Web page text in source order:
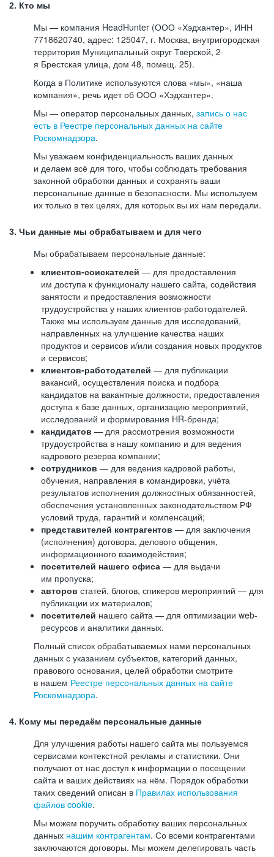
2. Кто мы
Мы — компания HeadHunter (ООО «Хэдхантер», ИНН
7718620740, адрес: 125047, г. Москва, внутригородская
территория Муниципальный округ Тверской, 2-
я Брестская улица, дом 48, помещ. 25).
Когда в Политике используются слова «мы», «наша
компания», речь идет об ООО «Хэдхантер».
Мы — оператор персональных данных, запись о нас
есть в Реестре персональных данных на сайте
Роскомнадзора.
Мы уважаем конфиденциальность ваших данных
и делаем всё для того, чтобы соблюдать требования
законной обработки данных и сохранять ваши
персональные данные в безопасности. Мы используем
их только в тех целях, для которых вы их нам передали.
3. Чьи данные мы обрабатываем и для чего
Мы обрабатываем персональные данные:
клиентов-соискателей — для предоставления
им доступа к функционалу нашего сайта, содействия
занятости и предоставления возможности
трудоустройства у наших клиентов-работодателей.
Также мы используем данные для исследований,
направленных на улучшение качества наших
продуктов и сервисов и/или создания новых продуктов
и сервисов;
клиентов-работодателей — для публикации
вакансий, осуществления поиска и подбора
кандидатов на вакантные должности, предоставления
доступа к базе данных, организацию мероприятий,
исследований и формирования HR-бренда;
кандидатов — для рассмотрения возможности
трудоустройства в нашу компанию и для ведения
кадрового резерва компании;
сотрудников — для ведения кадровой работы,
обучения, направления в командировки, учёта
результатов исполнения должностных обязанностей,
обеспечения установленных законодательством РФ
условий труда, гарантий и компенсаций;
представителей контрагентов — для заключения
(исполнения) договора, делового общения,
информационного взаимодействия;
посетителей нашего офиса — для выдачи
им пропуска;
авторов статей, блогов, спикеров мероприятий — для
публикации их материалов;
посетителей нашего сайта — для оптимизации web-
ресурсов и аналитики данных.
Полный список обрабатываемых нами персональных
данных с указанием субъектов, категорий данных,
правового основания, целей обработки смотрите
в нашем Реестре персональных данных на сайте
Роскомнадзора.
4. Кому мы передаём персональные данные
Для улучшения работы нашего сайта мы пользуемся
сервисами контекстной рекламы и статистики. Они
получают от нас доступ к информации о посещении
сайта и ваших действиях на нём. Порядок обработки
таких сведений описан в Правилах использования
файлов cookie.
Мы можем поручить обработку ваших персональных
данных нашим контрагентам. Со всеми контрагентами
заключаются договоры. Мы можем делегировать часть